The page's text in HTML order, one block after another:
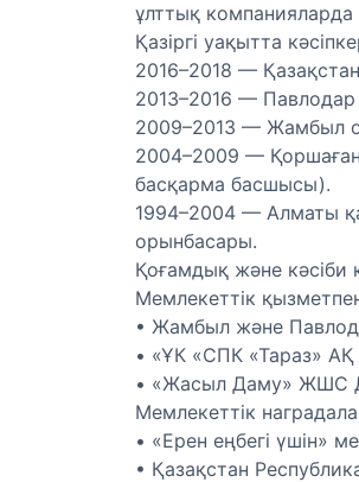
ұлттық
Қазіргі уақытта
2016–2018 —
2013–2016 — Павлодар
2009–2013 — Жамбыл
2004–2009 —
басқарма басшысы).
1994–2004 — Алматы
орынбасары.
Қоғамдық және кәсіби
Мемлекеттік
• Жамбыл және
• «ҰК «СПК «Тараз» АҚ
• «Жасыл Даму» ЖШС
Мемлекеттік
• «Ерен еңбегі үшін»
• Қазақстан